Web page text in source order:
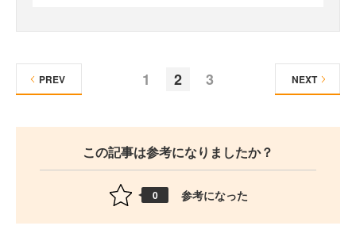
1 2 3
PREV NEXT
この記事は参考になりましたか？
0 参考になった